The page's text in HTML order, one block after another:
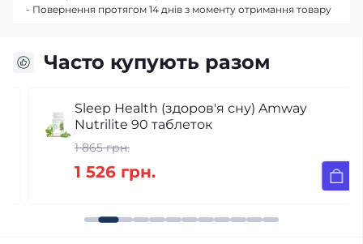
Часто купують разом
Sleep Health (здоров'я сну) Amway
Nutrilite 90 таблеток
1 865 грн.
1 526 грн.
- Повернення протягом 14 днів з моменту отримання товару